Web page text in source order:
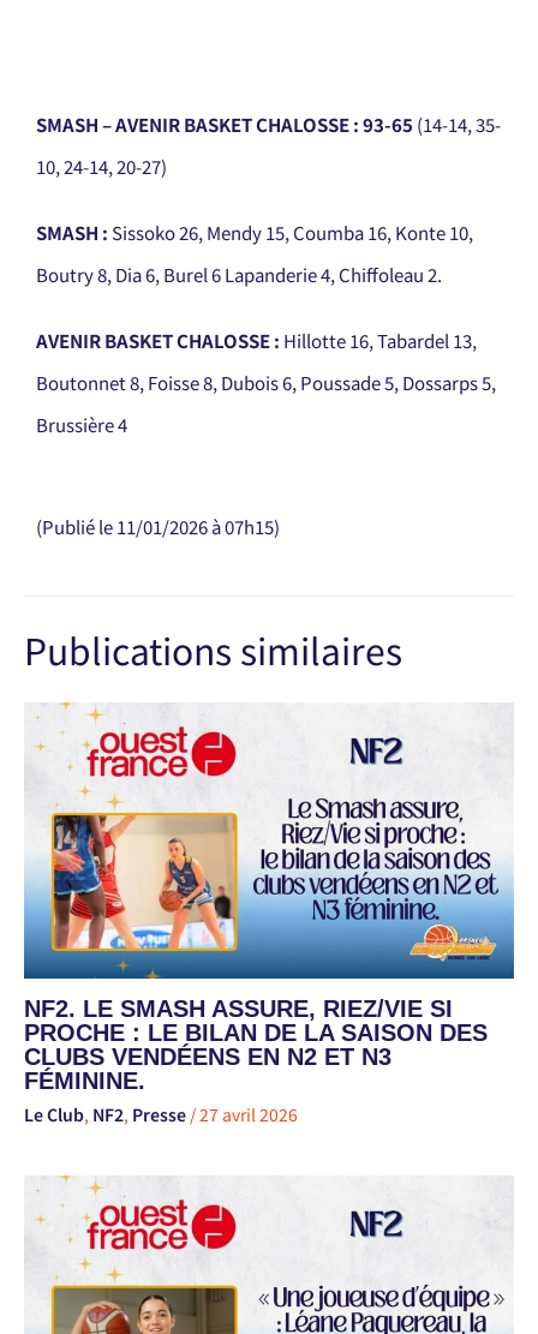
SMASH – AVENIR BASKET CHALOSSE : 93-65 (14-14, 35-
10, 24-14, 20-27)
SMASH : Sissoko 26, Mendy 15, Coumba 16, Konte 10,
Boutry 8, Dia 6, Burel 6 Lapanderie 4, Chiffoleau 2.
AVENIR BASKET CHALOSSE : Hillotte 16, Tabardel 13,
Boutonnet 8, Foisse 8, Dubois 6, Poussade 5, Dossarps 5,
Brussière 4
(Publié le 11/01/2026 à 07h15)
Publications similaires
NF2. LE SMASH ASSURE, RIEZ/VIE SI
PROCHE : LE BILAN DE LA SAISON DES
CLUBS VENDÉENS EN N2 ET N3
FÉMININE.
Le Club, NF2, Presse /27 avril 2026